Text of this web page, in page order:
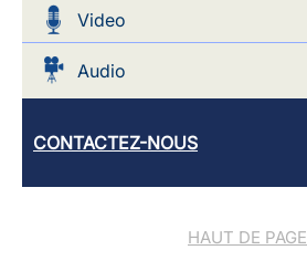
Video
Audio
CONTACTEZ-NOUS
HAUT DE PAGE